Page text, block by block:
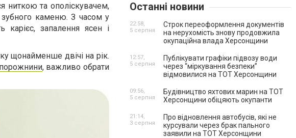
ниткою та ополіскувачем,
каменю. З часом у
карієс, запалення ясен і
щонайменше двічі на рік.
порожнини, важливо обрати
Останні новини
Строк переоформлення документів
на нерухомість знову продовжила
окупаційна влада Херсонщини
22:58,
5 серпня
Публікувати графіки підвозу води
через “міркування безпеки”
відмовилися на ТОТ Херсонщини
12:57,
5 серпня
Будівництво яхтових марин на ТОТ
Херсонщини обіцяють окупанти
09:56,
5 серпня
Про відновлення автобусів, які не
курсували через брак пального
заявили на ТОТ Херсонщини
21:14,
3 серпня